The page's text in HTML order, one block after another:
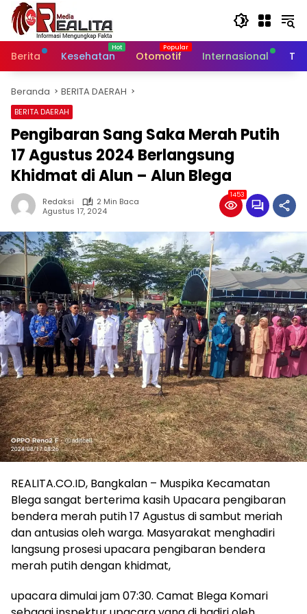
Langsung
konten
Berita
Kesehatan Otomotif Internasional
Beranda BERITA DAERAH
BERITA DAERAH
Pengibaran Sang Saka Merah Putih
17 Agustus 2024 Berlangsung
Khidmat di Alun – Alun Blega
Redaksi
2 Min Baca
Agustus 17, 2024
1453
REALITA.CO.ID, Bangkalan – Muspika Kecamatan
Blega sangat berterima kasih Upacara pengibaran
bendera merah putih 17 Agustus di sambut meriah
dan antusias oleh warga. Masyarakat menghadiri
langsung prosesi upacara pengibaran bendera
merah putih dengan khidmat,
upacara dimulai jam 07:30. Camat Blega Komari